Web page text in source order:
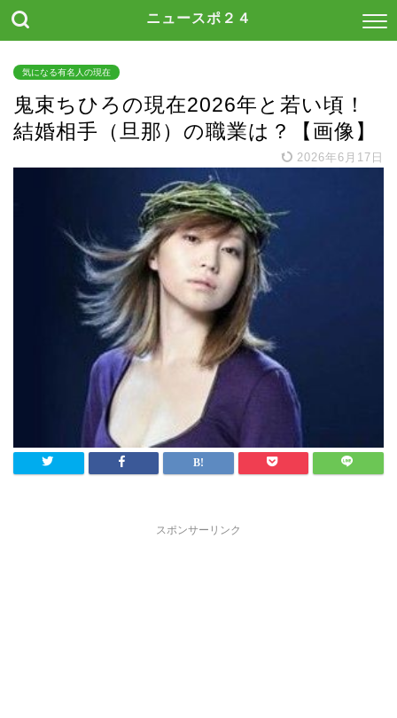
ニュースポ２４
気になる有名人の現在
鬼束ちひろの現在2026年と若い頃！
結婚相手（旦那）の職業は？【画像】
2026年6月17日
スポンサーリンク